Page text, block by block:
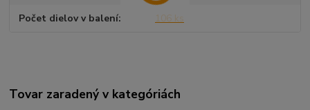
Počet dielov v balení 106 ks
Tovar zaradený v kategóriách